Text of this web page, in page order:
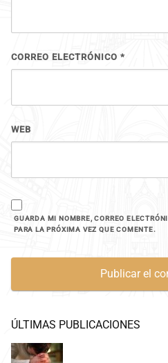
CORREO ELECTRÓNICO *
WEB
GUARDA MI NOMBRE, CORREO
PARA LA PRÓXIMA VEZ QUE COMENTE.
ÚLTIMAS PUBLICACIONES